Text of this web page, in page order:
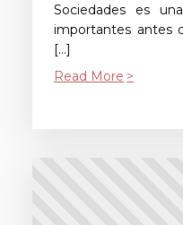
Sociedades es
importantes antes
[…]
Read More